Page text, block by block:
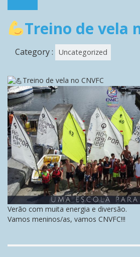
Treino de vela
Category : Uncategorized
Treino de vela no CNVFC
Verão com muita energia e diversão.
Vamos meninos/as, vamos CNVFC!!!